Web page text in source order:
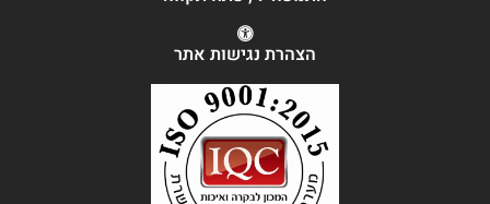
הצהרת נגישות אתר